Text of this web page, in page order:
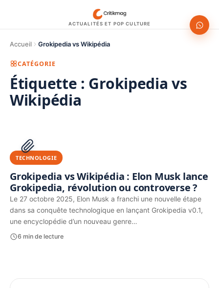
ACTUALITÉS ET POP CULTURE
Accueil Grokipedia vs Wikipédia
CATÉGORIE
Étiquette : Grokipedia vs
Wikipédia
PUBLICITÉ
TECHNOLOGIE
Grokipedia vs Wikipédia : Elon Musk lance
Grokipedia, révolution ou controverse ?
Le 27 octobre 2025, Elon Musk a franchi une nouvelle étape
dans sa conquête technologique en lançant Grokipedia v0.1,
une encyclopédie d’un nouveau genre…
6 min de lecture